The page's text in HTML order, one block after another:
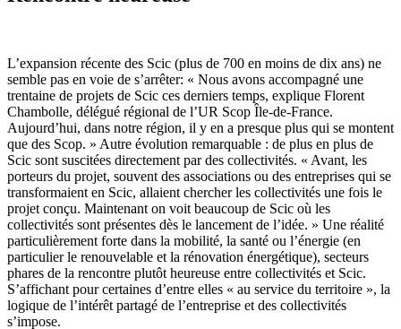
L’expansion récente des Scic (plus de 700 en moins de dix ans) ne
semble pas en voie de s’arrêter: « Nous avons accompagné une
trentaine de projets de Scic ces derniers temps, explique Florent
Chambolle, délégué régional de l’UR Scop Île-de-France.
Aujourd’hui, dans notre région, il y en a presque plus qui se montent
que des Scop. » Autre évolution remarquable : de plus en plus de
Scic sont suscitées directement par des collectivités. « Avant, les
porteurs du projet, souvent des associations ou des entreprises qui se
transformaient en Scic, allaient chercher les collectivités une fois le
projet conçu. Maintenant on voit beaucoup de Scic où les
collectivités sont présentes dès le lancement de l’idée. » Une réalité
particulièrement forte dans la mobilité, la santé ou l’énergie (en
particulier le renouvelable et la rénovation énergétique), secteurs
phares de la rencontre plutôt heureuse entre collectivités et Scic.
S’affichant pour certaines d’entre elles « au service du territoire », la
logique de l’intérêt partagé de l’entreprise et des collectivités
s’impose.